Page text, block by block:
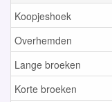
Koopjeshoek
Overhemden
Lange broeken
Korte broeken